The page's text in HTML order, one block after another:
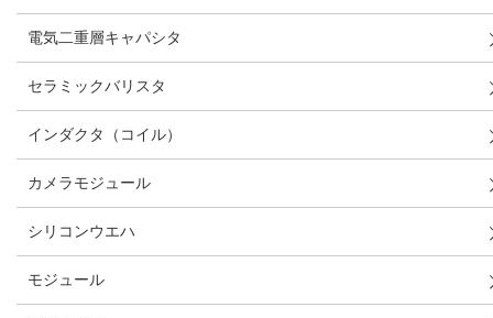
電気二重層キャパシタ
セラミックバリスタ
インダクタ（コイル）
カメラモジュール
シリコンウエハ
モジュール